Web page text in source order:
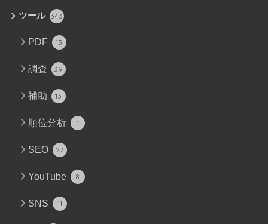
ツール 343
PDF 13
調査 39
補助 13
順位分析 1
SEO 27
YouTube 8
SNS 11